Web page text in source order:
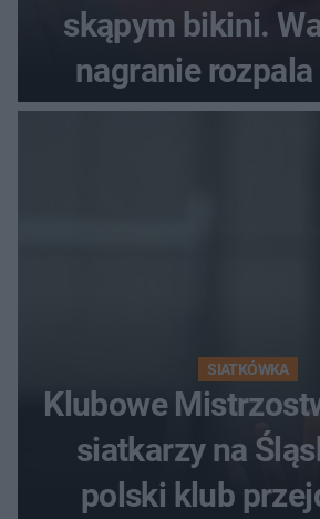
skąpym bikini.
nagranie rozpala
fanów
SIATKÓWKA
Klubowe
siatkarzy na
polski klub